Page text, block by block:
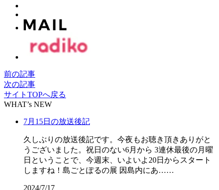
前の記事
次の記事
サイトTOPへ戻る
WHAT’s NEW
7月15日の放送後記
久しぶりの放送後記です。今夜もお聴き頂きありがと
うございました。祝日のない6月から 3連休最後の月曜
日ということで、今週末、いよいよ20日からスタート
しますね！島ごとぽるの展 因島内にあ……
2024/7/17